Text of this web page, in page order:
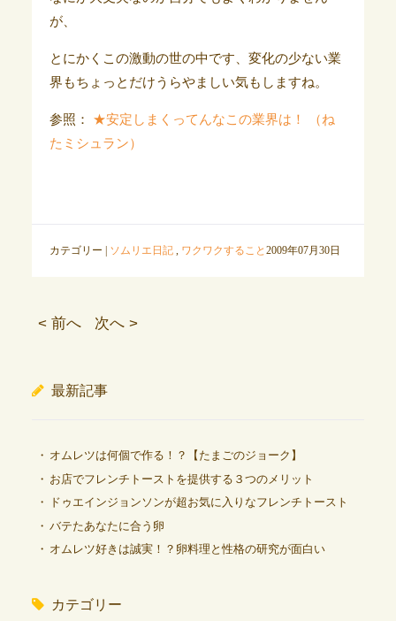
が、
とにかくこの激動の世の中です、変化の少ない業
界もちょっとだけうらやましい気もしますね。
参照： ★安定しまくってんなこの業界は！ （ね
たミシュラン）
カテゴリー | ソムリエ日記, ワクワクすること 2009年07月30日
< 前へ 次へ >
最新記事
オムレツは何個で作る！？【たまごのジョーク】
お店でフレンチトーストを提供する３つのメリット
ドゥエインジョンソンが超お気に入りなフレンチトースト
バテたあなたに合う卵
オムレツ好きは誠実！？卵料理と性格の研究が面白い
カテゴリー